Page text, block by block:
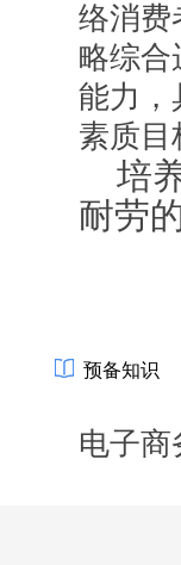
络消费
略综合
能力，
素质目
培
耐劳
预备知识
电子